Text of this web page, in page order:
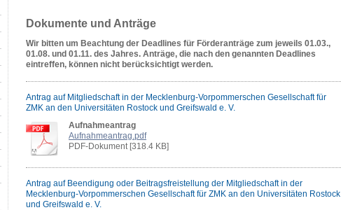
Dokumente und Anträge
Wir bitten um Beachtung der Deadlines für Förderanträge zum jeweils 01.03.,
01.08. und 01.11. des Jahres. Anträge, die nach den genannten Deadlines
eintreffen, können nicht berücksichtigt werden.
Antrag auf Mitgliedschaft in der Mecklenburg-Vorpommerschen Gesellschaft für
ZMK an den Universitäten Rostock und Greifswald e. V.
Aufnahmeantrag
Aufnahmeantrag.pdf
PDF-Dokument [318.4 KB]
Antrag auf Beendigung oder Beitragsfreistellung der Mitgliedschaft in der
Mecklenburg-Vorpommerschen Gesellschaft für ZMK an den Universitäten Rostock
und Greifswald e. V.